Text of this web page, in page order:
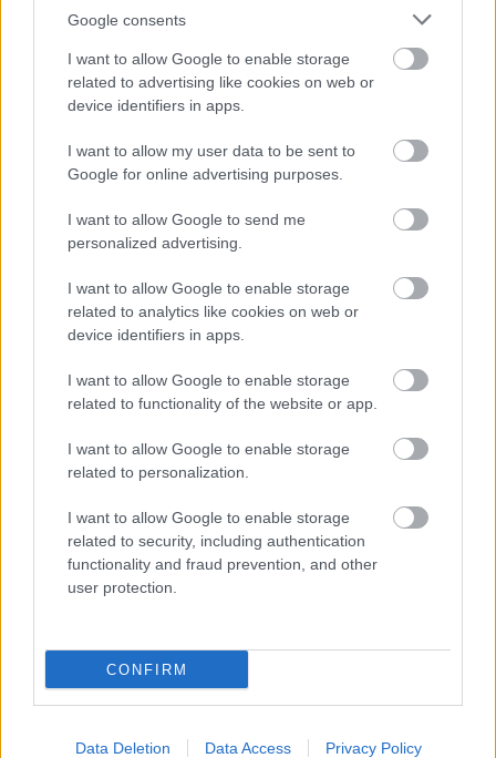
Google consents
I want to allow Google to enable storage
related to advertising like cookies on web or
device identifiers in apps.
I want to allow my user data to be sent to
Google for online advertising purposes.
I want to allow Google to send me
personalized advertising.
I want to allow Google to enable storage
related to analytics like cookies on web or
device identifiers in apps.
I want to allow Google to enable storage
related to functionality of the website or app.
I want to allow Google to enable storage
related to personalization.
I want to allow Google to enable storage
related to security, including authentication
functionality and fraud prevention, and other
user protection.
CONFIRM
Data Deletion Data Access Privacy Policy
Ennyi + 1